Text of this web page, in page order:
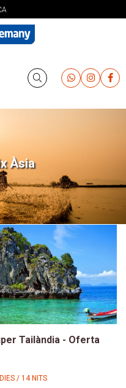
Àsia
Tailàndia - Oferta
/ 14 NITS